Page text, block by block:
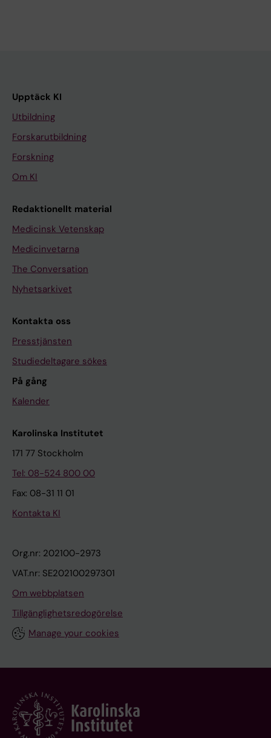
Upptäck KI
Utbildning
Forskarutbildning
Forskning
Om KI
Redaktionellt material
Medicinsk Vetenskap
Medicinvetarna
The Conversation
Nyhetsarkivet
Kontakta oss
Presstjänsten
Studiedeltagare sökes
På gång
Kalender
Karolinska Institutet
171 77 Stockholm
Tel: 08-524 800 00
Fax: 08-31 11 01
Kontakta KI
Org.nr: 202100-2973
VAT.nr: SE202100297301
Om webbplatsen
Tillgänglighetsredogörelse
Manage your cookies